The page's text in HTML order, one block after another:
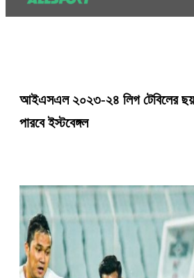
আইএসএল ২০২৩-২৪ লিগ টেবিলের ছয়
পারবে ইস্টবেঙ্গল